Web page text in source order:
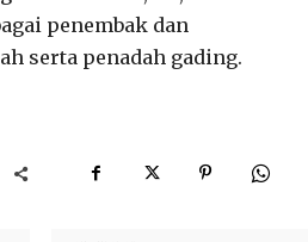
penembak dan
serta penadah gading.